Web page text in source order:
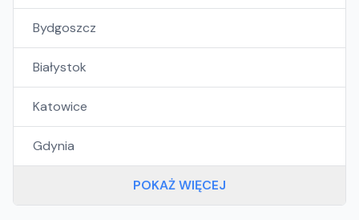
Bydgoszcz
Białystok
Katowice
Gdynia
POKAŻ WIĘCEJ